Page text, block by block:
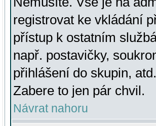
registrovat ke vkládání
přístup k ostatním
např. postavičky,
přihlášení do skupin,
Zabere to jen pár chvil.
Návrat nahoru